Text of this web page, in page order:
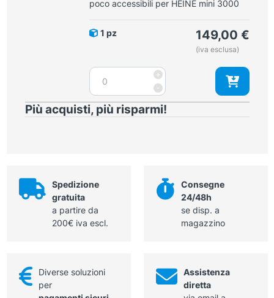
HEINE
quantità
poco accessibili per HEINE mini 3000
1 pz 149,00 €
(iva esclusa)
-
Piastrina
contatto
8
per
mini
3000
+
Più acquisti, più risparmi!
Spedizione
gratuita
a partire da
200€ iva escl.
Consegne
24/48h
se disp. a
magazzino
Diverse soluzioni
per
Assistenza
diretta